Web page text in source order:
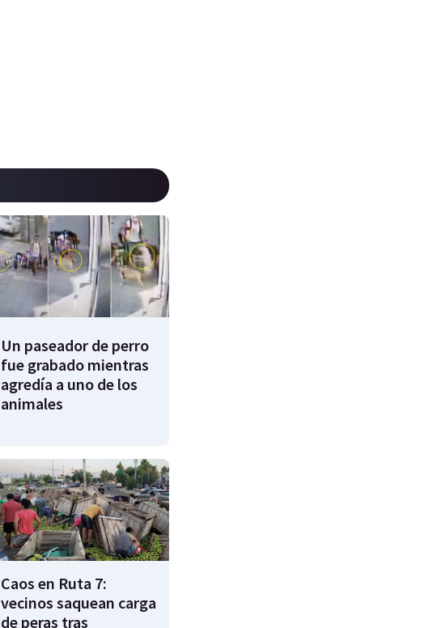
Un paseador de perro
fue grabado mientras
agredía a uno de los
animales
Caos en Ruta 7:
vecinos saquean carga
de peras tras